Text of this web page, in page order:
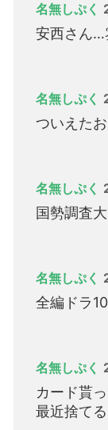
名無しぷく
安西さん…
名無しぷく
ついえた
名無しぷく
国勢調査
名無しぷく
全編ドラ
名無しぷく
カード貰
最近捨て